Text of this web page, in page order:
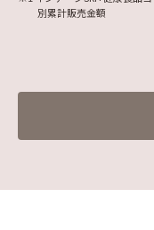
別累計販売金額